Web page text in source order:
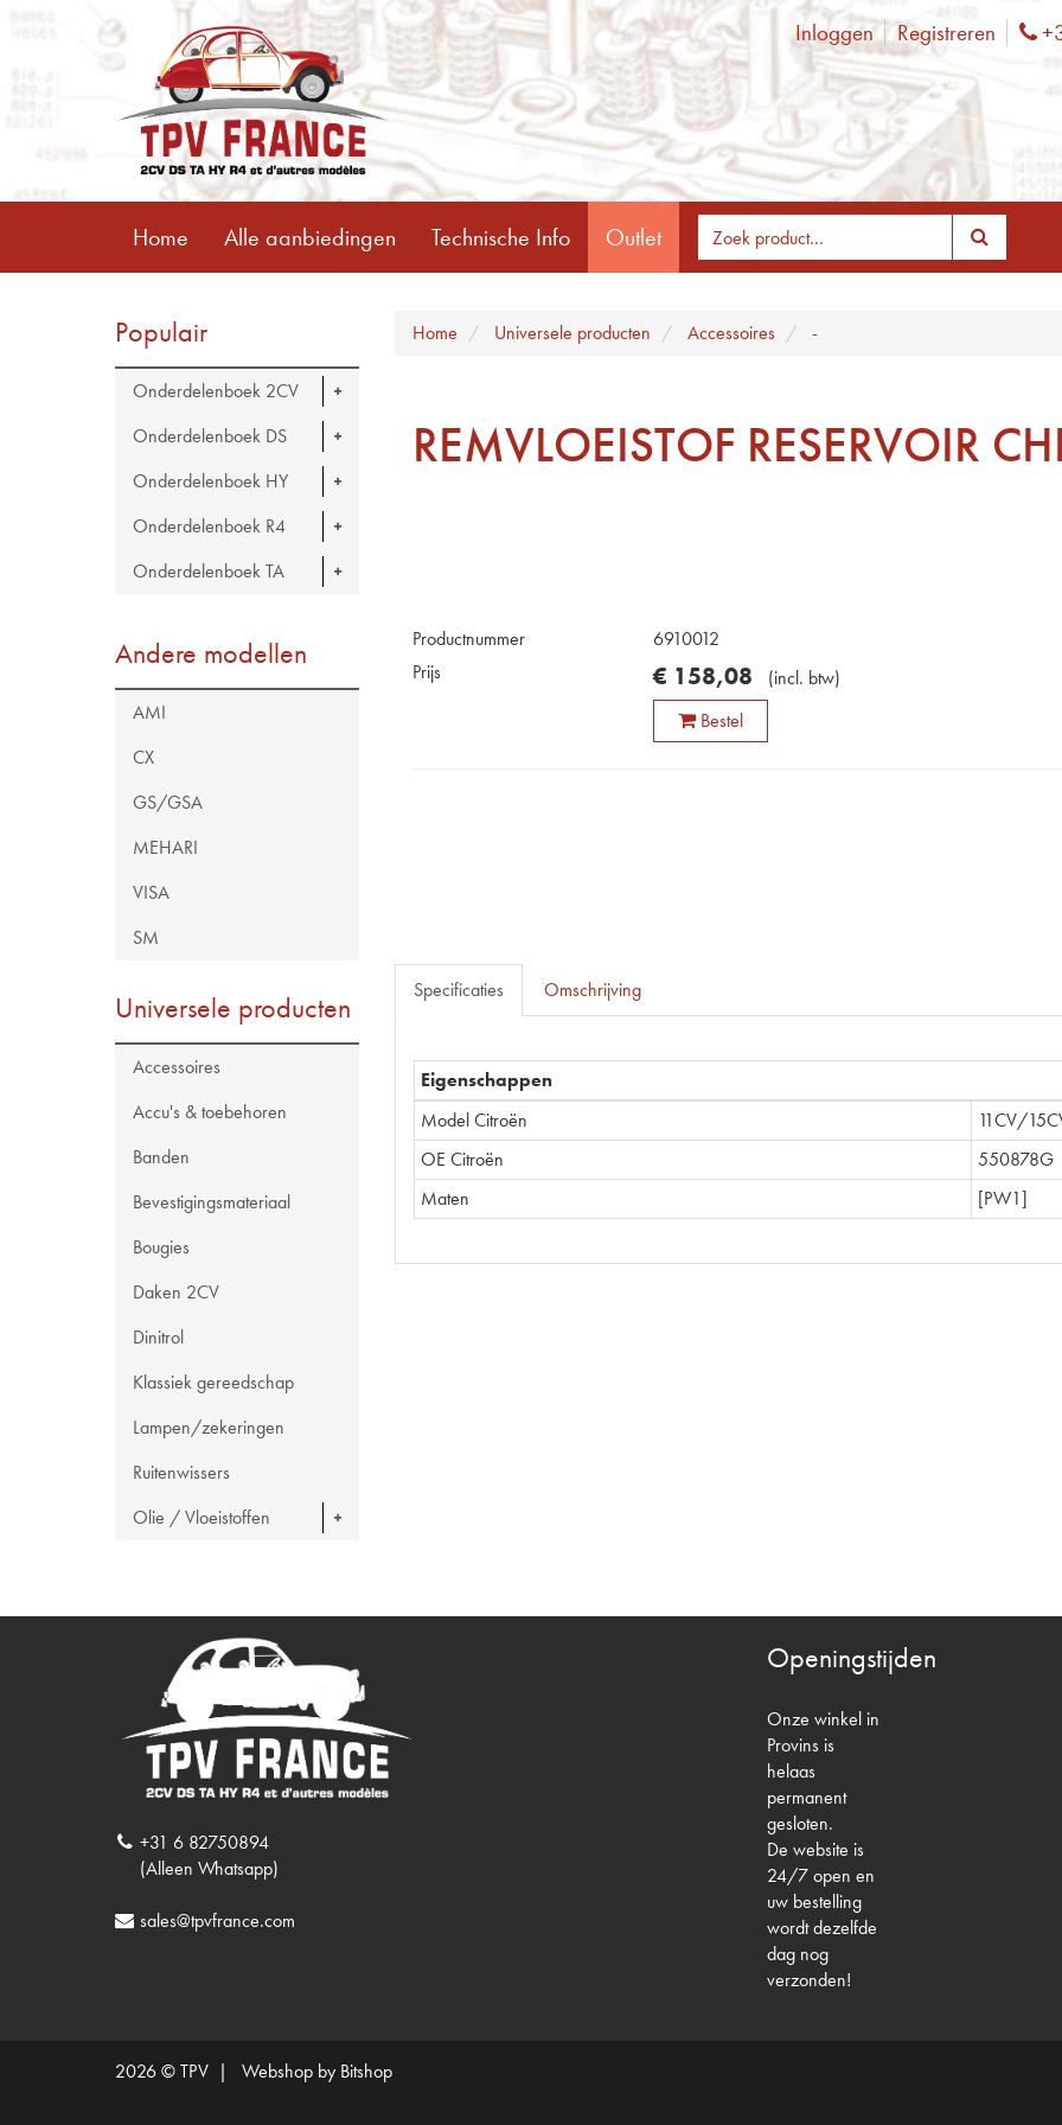
Inloggen Registreren
Home Alle aanbiedingen Technische Info Outlet
Populair
Onderdelenboek 2CV
Onderdelenboek DS
Onderdelenboek HY
Onderdelenboek R4
Onderdelenboek TA
Andere modellen
AMI
CX
GS/GSA
MEHARI
VISA
SM
Universele producten
Accessoires
Accu's & toebehoren
Banden
Bevestigingsmateriaal
Bougies
Daken 2CV
Dinitrol
Klassiek gereedschap
Lampen/zekeringen
Ruitenwissers
Olie / Vloeistoffen
Home Universele producten Accessoires -
REMVLOEISTOF RESERVOIR
Productnummer
6910012
Prijs
€ 158,08 (incl. btw)
Bestel
Specificaties Omschrijving
Eigenschappen
Model Citroën
11CV/
OE Citroën
550878G
Maten
[PW1]
+31 6 82750894
(Alleen Whatsapp)
sales@tpvfrance.com
Openingstijden
Onze winkel in
Provins is
helaas
permanent
gesloten.
De website is
24/7 open en
uw bestelling
wordt dezelfde
dag nog
verzonden!
2026 © TPV | Webshop by Bitshop